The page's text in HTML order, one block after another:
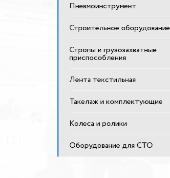
Пневмоинструмент
Строительное оборудование
Стропы и грузозахватные
приспособления
Лента текстильная
Такелаж и комплектующие
Колеса и ролики
Оборудование для СТО